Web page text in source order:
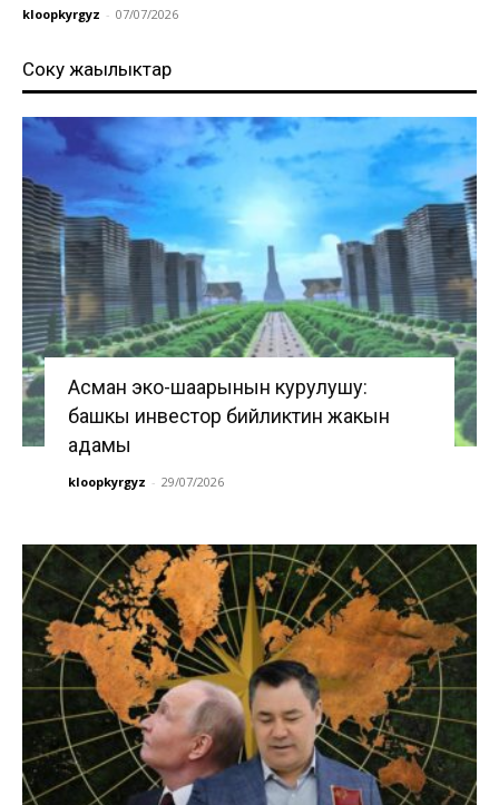
kloopkyrgyz - 07/07/2026
Соңку жаңылыктар
Асман эко-шаарынын курулушу:
башкы инвестор бийликтин жакын
адамы
kloopkyrgyz - 29/07/2026